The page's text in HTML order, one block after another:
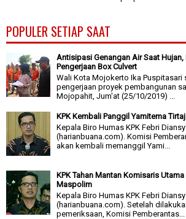
POPULER SETIAP SAAT
Antisipasi Genangan Air Saat Hujan,
Pengerjaan Box Culvert
Wali Kota Mojokerto Ika Puspitasari
pengerjaan proyek pembangunan
Mojopahit, Jum'at (25/10/2019) ...
KPK Kembali Panggil Yamitema
Kepala Biro Humas KPK Febri
(harianbuana.com). Komisi
akan kembali memanggil Yami...
KPK Tahan Mantan Komisaris Utama
Maspolim
Kepala Biro Humas KPK Febri
(harianbuana.com). Setelah
pemeriksaan, Komisi Pemberantas...